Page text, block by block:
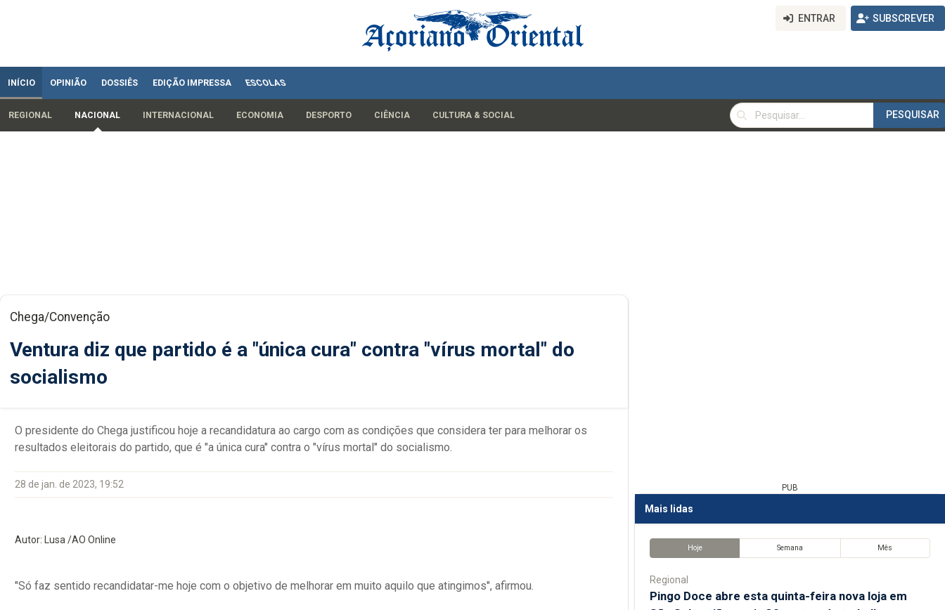
ENTRAR SUBSCREVER
INÍCIO OPINIÃO DOSSIÊS EDIÇÃO IMPRESSA ESCOLAS
REGIONAL NACIONAL INTERNACIONAL ECONOMIA DESPORTO CIÊNCIA CULTURA & SOCIAL
PESQUISAR
PESQUISAR
Chega/Convenção
Ventura diz que partido é a "única cura" contra "vírus mortal" do
socialismo
O presidente do Chega justificou hoje a recandidatura ao cargo com as condições que considera ter para melhorar os
resultados eleitorais do partido, que é "a única cura" contra o "vírus mortal" do socialismo.
28 de jan. de 2023, 19:52
Autor: Lusa /AO Online
"Só faz sentido recandidatar-me hoje com o objetivo de melhorar em muito aquilo que atingimos", afirmou.
PUB
Mais lidas
Hoje Semana Mês
Regional
Pingo Doce abre esta quinta-feira nova loja em